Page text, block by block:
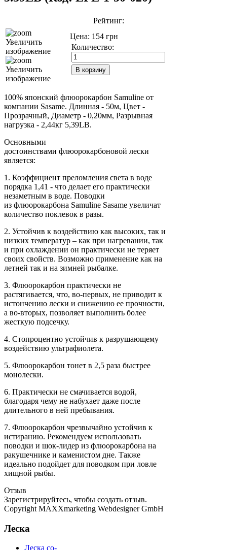
Рейтинг:
Увеличить
изображение
Увеличить
изображение
Цена: 154 грн
Количество:
100% японский флюорокарбон Samuline от
компании Sasame. Длинная - 50м, Цвет -
Прозрачный, Диаметр - 0,20мм, Разрывная
нагрузка - 2,44кг 5,39LB.
Основными
достоинствами флюорокарбоновой лески
является:
1. Коэффициент преломления света в воде
порядка 1,41 - что делает его практически
незаметным в воде. Поводки
из флюорокарбона Samuline Sasame увеличат
количество поклевок в разы.
2. Устойчив к воздействию как высоких, так и
низких температур – как при нагревании, так
и при охлаждении он практически не теряет
своих свойств. Возможно применение как на
летней так и на зимней рыбалке.
3. Флюорокарбон практически не
растягивается, что, во-первых, не приводит к
истончению лески и снижению ее прочности,
а во-вторых, позволяет выполнить более
жесткую подсечку.
4. Стопроцентно устойчив к разрушающему
воздействию ультрафиолета.
5. Флюорокарбон тонет в 2,5 раза быстрее
монолески.
6. Практически не смачивается водой,
благодаря чему не набухает даже после
длительного в ней пребывания.
7. Флюорокарбон чрезвычайно устойчив к
истиранию. Рекомендуем использовать
поводки и шок-лидер из флюорокарбона на
ракушечнике и каменистом дне. Также
идеально подойдет для поводком при ловле
хищной рыбы.
Отзыв
Зарегистрируйтесь, чтобы создать отзыв.
Copyright MAXXmarketing Webdesigner GmbH
Леска
Леска co-